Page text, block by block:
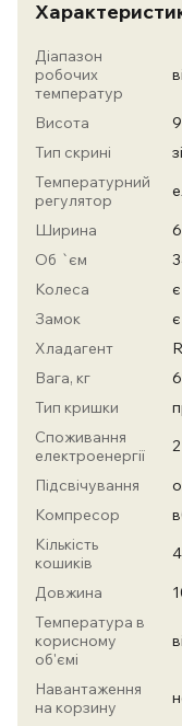
Діапазон
робочих
температур
Висота
Тип скрині
Температурний
регулятор
Ширина
Об `єм
Колеса
є
Замок
Хладагент
Вага, кг
Тип кришки
Споживання
електроенергії
Підсвічування
Компресор
Кількість
кошиків
Довжина
Температура в
корисному
об'ємі
Навантаження
на корзину